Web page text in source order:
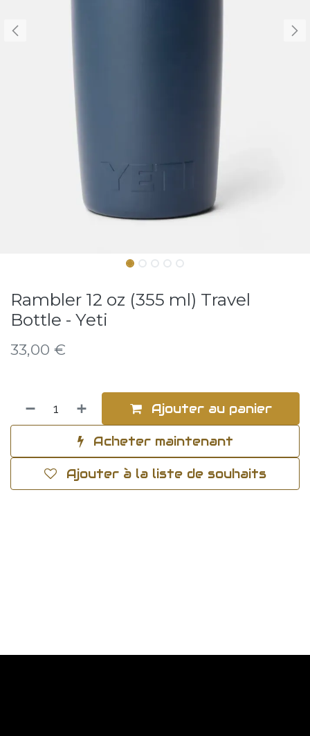
Rambler 12 oz (355 ml) Travel
Bottle - Yeti
33,00 €
Ajouter au panier
Acheter maintenant
Ajouter à la liste de souhaits